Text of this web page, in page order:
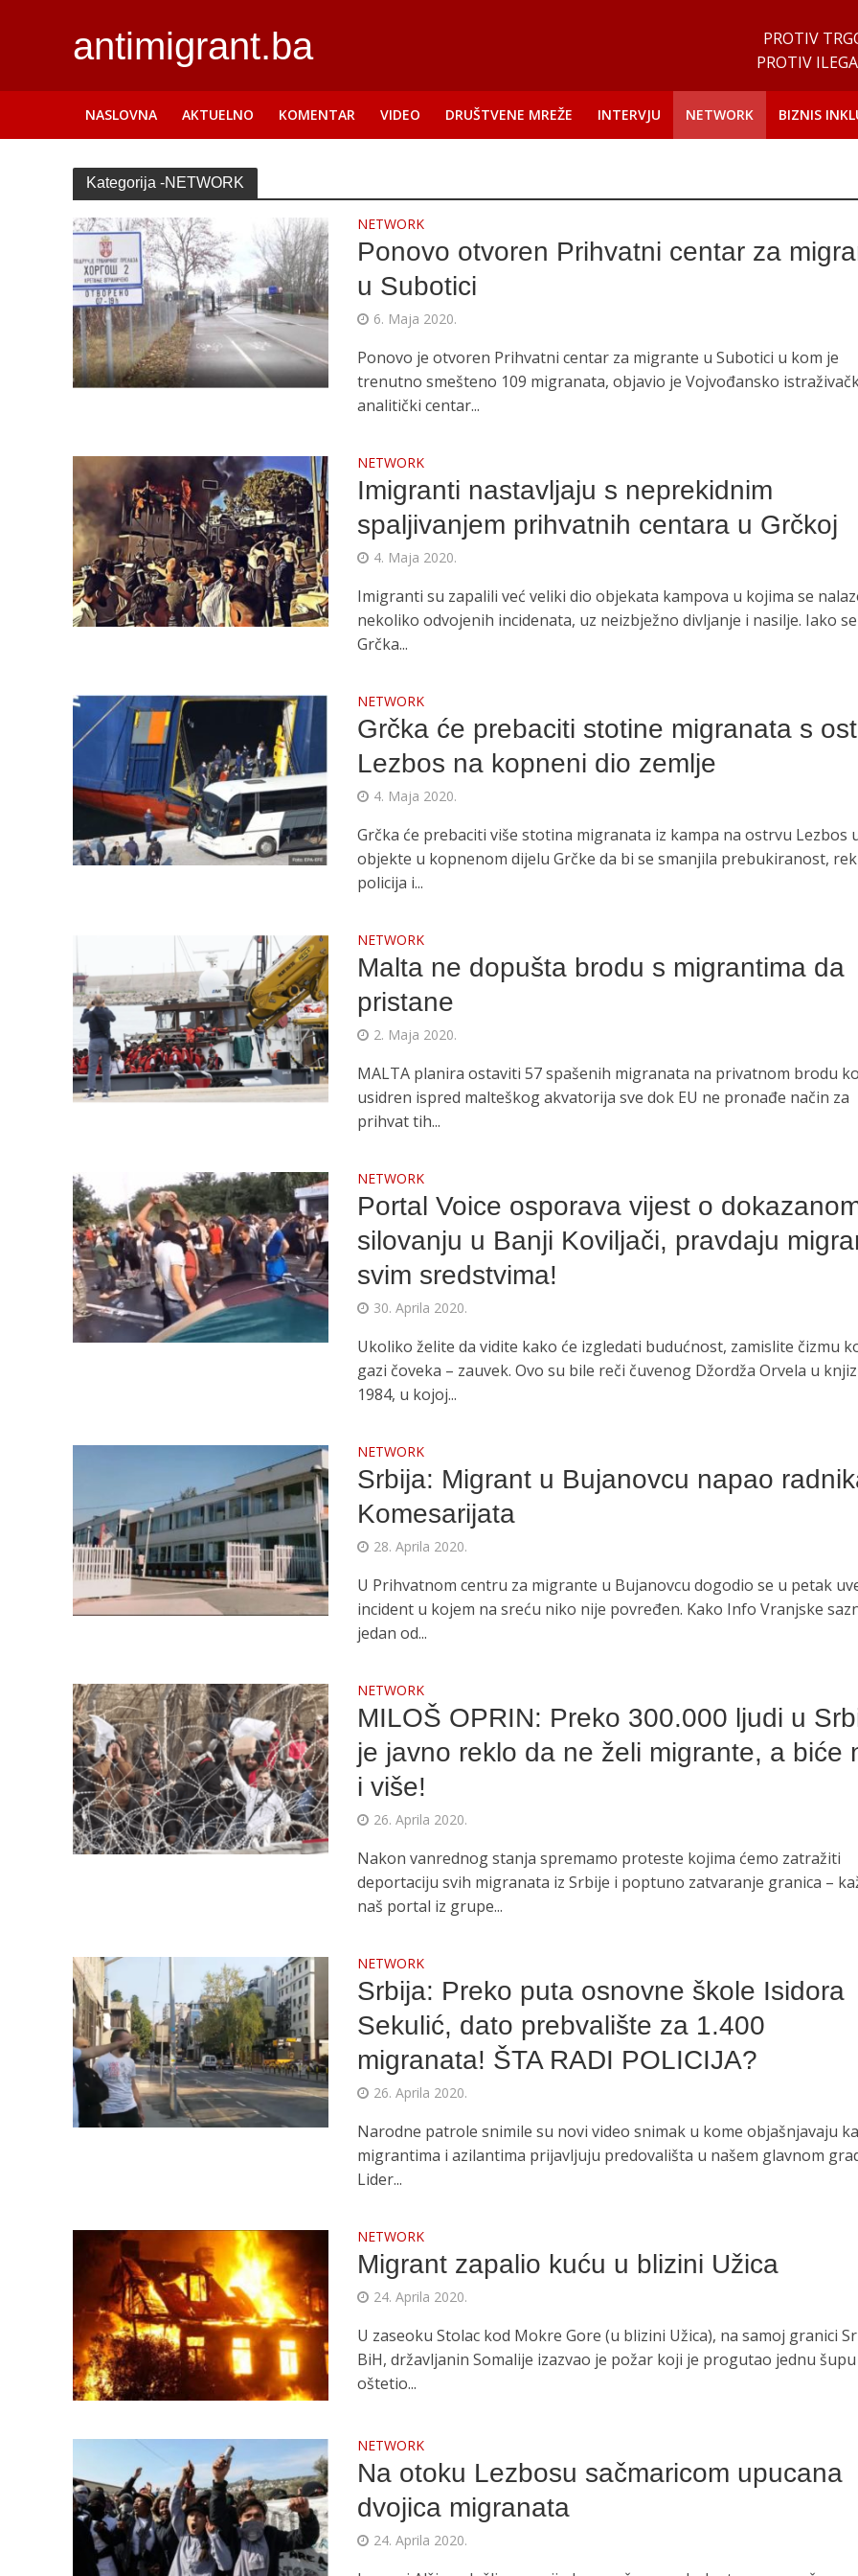
antimigrant.ba
PROTIV
PROTIV
NASLOVNA AKTUELNO KOMENTAR VIDEO DRUŠTVENE MREŽE INTERVJU NETWORK BIZNIS
Kategorija -NETWORK
NETWORK
Ponovo otvoren Prihvatni centar za
u Subotici
6. Maja 2020.
Ponovo je otvoren Prihvatni centar za migrante u Subotici u kom je
trenutno smešteno 109 migranata, objavio je Vojvođansko
analitički centar...
NETWORK
Imigranti nastavljaju s neprekidnim
spaljivanjem prihvatnih centara u Grčkoj
4. Maja 2020.
Imigranti su zapalili već veliki dio objekata kampova u kojima se
nekoliko odvojenih incidenata, uz neizbježno divljanje i nasilje. Iako se
Grčka...
NETWORK
Grčka će prebaciti stotine migranata s
Lezbos na kopneni dio zemlje
4. Maja 2020.
Grčka će prebaciti više stotina migranata iz kampa na ostrvu Lezbos
objekte u kopnenom dijelu Grčke da bi se smanjila prebukiranost,
policija i...
NETWORK
Malta ne dopušta brodu s migrantima da
pristane
2. Maja 2020.
MALTA planira ostaviti 57 spašenih migranata na privatnom brodu
usidren ispred malteškog akvatorija sve dok EU ne pronađe način za
prihvat tih...
NETWORK
Portal Voice osporava vijest o
silovanju u Banji Koviljači, pravdaju
svim sredstvima!
30. Aprila 2020.
Ukoliko želite da vidite kako će izgledati budućnost, zamislite čizmu
gazi čoveka – zauvek. Ovo su bile reči čuvenog Džordža Orvela u
1984, u kojoj...
NETWORK
Srbija: Migrant u Bujanovcu napao
Komesarijata
28. Aprila 2020.
U Prihvatnom centru za migrante u Bujanovcu dogodio se u petak
incident u kojem na sreću niko nije povređen. Kako Info Vranjske
jedan od...
NETWORK
MILOŠ OPRIN: Preko 300.000 ljudi u
je javno reklo da ne želi migrante, a biće
i više!
26. Aprila 2020.
Nakon vanrednog stanja spremamo proteste kojima ćemo zatražiti
deportaciju svih migranata iz Srbije i poptuno zatvaranje granica –
naš portal iz grupe...
NETWORK
Srbija: Preko puta osnovne škole Isidora
Sekulić, dato prebvalište za 1.400
migranata! ŠTA RADI POLICIJA?
26. Aprila 2020.
Narodne patrole snimile su novi video snimak u kome objašnjavaju
migrantima i azilantima prijavljuju predovališta u našem glavnom
Lider...
NETWORK
Migrant zapalio kuću u blizini Užica
24. Aprila 2020.
U zaseoku Stolac kod Mokre Gore (u blizini Užica), na samoj granici
BiH, državljanin Somalije izazvao je požar koji je progutao jednu
oštetio...
NETWORK
Na otoku Lezbosu sačmaricom upucana
dvojica migranata
24. Aprila 2020.